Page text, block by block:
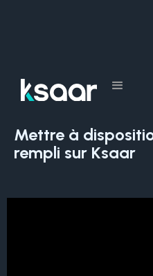
Mettre à
rempli sur Ksaar